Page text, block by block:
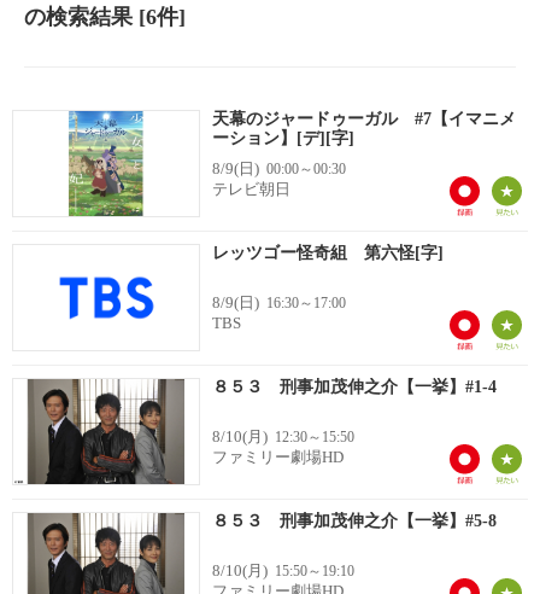
の検索結果[6件]
天幕のジャードゥーガル #7【イマニメ
ーション】[デ][字]
8/9(日) 00:00～00:30
テレビ朝日
レッツゴー怪奇組 第六怪[字]
8/9(日) 16:30～17:00
TBS
８５３ 刑事加茂伸之介【一挙】#1-4
8/10(月) 12:30～15:50
ファミリー劇場HD
８５３ 刑事加茂伸之介【一挙】#5-8
8/10(月) 15:50～19:10